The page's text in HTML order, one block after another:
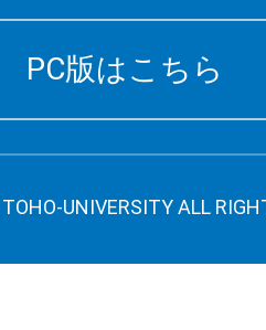
PC版はこちら
UNIVERSITY ALL